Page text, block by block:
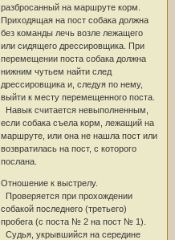
разбросанный на маршруте корм.
Приходящая на пост собака должна
без команды лечь возле лежащего
или сидящего дрессировщика. При
перемещении поста собака должна
нижним чутьем найти след
дрессировщика и, следуя по нему,
выйти к месту перемещенного поста.
Навык считается невыполненным,
если собака съела корм, лежащий на
маршруте, или она не нашла пост или
возвратилась на пост, с которого
послана.
Отношение к выстрелу.
Проверяется при прохождении
собакой последнего (третьего)
пробега (с поста № 2 на пост № 1).
Судья, укрывшийся на середине